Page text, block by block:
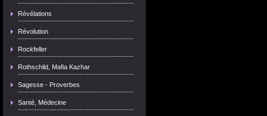
Révélations
Révolution
Rockfeller
Rothschild, Mafia Kazhar
Sagesse - Proverbes
Santé, Médecine